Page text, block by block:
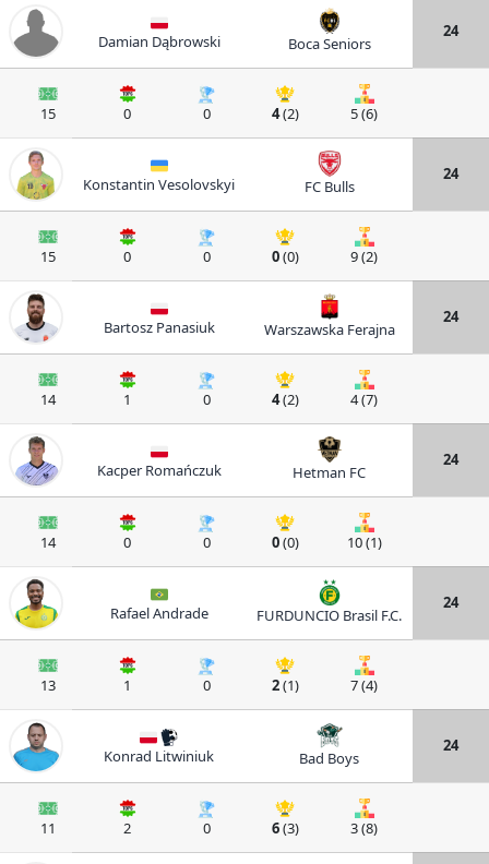
Damian Dąbrowski Boca Seniors
24
15 0 0 4(2) 5 (6)
Konstantin Vesolovskyi FC Bulls
24
15 0 0 0(0) 9 (2)
Bartosz Panasiuk Warszawska Ferajna
24
14 1 0 4(2) 4 (7)
Kacper Romańczuk Hetman FC
24
14 0 0 0(0) 10 (1)
Rafael Andrade FURDUNCIO Brasil F.C.
24
13 1 0 2(1) 7 (4)
Konrad Litwiniuk Bad Boys
24
11 2 0 6(3) 3 (8)